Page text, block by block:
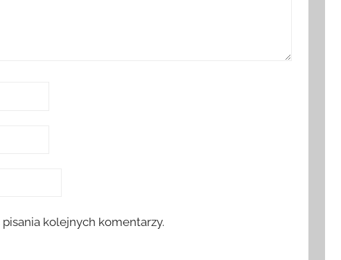
kolejnych komentarzy.